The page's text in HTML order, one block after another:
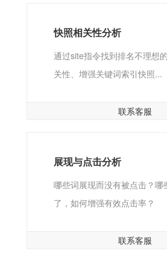
快照相关性分析
通过site指令找到排名不理想
关性、增强关键词索引快照...
联系客服
展现与点击分析
哪些词展现而没有被点击？
了，如何增强有效点击率？
联系客服